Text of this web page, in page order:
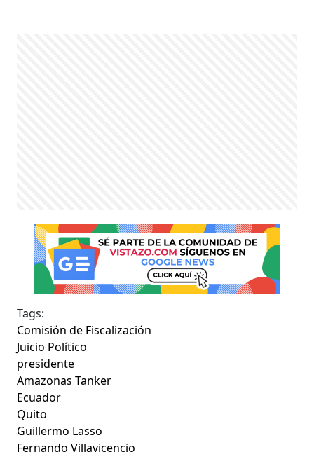
Tags:
Comisión de Fiscalización
Juicio Político
presidente
Amazonas Tanker
Ecuador
Quito
Guillermo Lasso
Fernando Villavicencio